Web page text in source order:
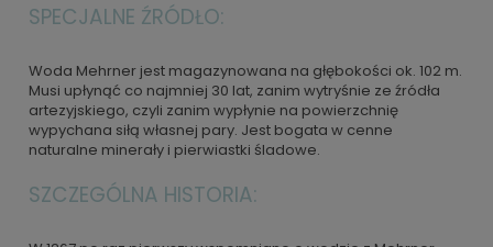
SPECJALNE ŹRÓDŁO:
Woda Mehrner jest magazynowana na głębokości ok. 102 m.
Musi upłynąć co najmniej 30 lat, zanim wytryśnie ze źródła
artezyjskiego, czyli zanim wypłynie na powierzchnię
wypychana siłą własnej pary. Jest bogata w cenne
naturalne minerały i pierwiastki śladowe.
SZCZEGÓLNA HISTORIA: